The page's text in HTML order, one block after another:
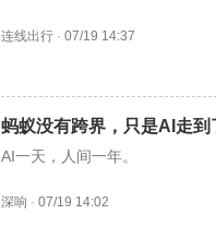
连线出行 · 07/19 14:37
蚂蚁没有跨界，只是AI走到
AI一天，人间一年。
深响 · 07/19 14:02